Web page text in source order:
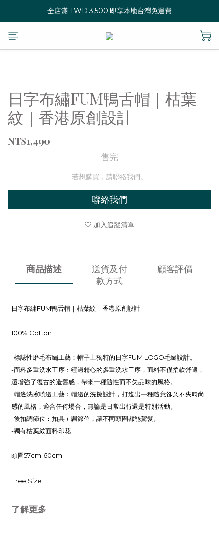
全店滿 TWD 3,500 即享本地台灣免運費
日字布繡FUM鴨舌帽｜枯葉
紋｜香港原創設計
NT$1,490
售完
若想購買，請聯絡我們。
聯絡我們
加入追蹤清單
商品描述
送貨及付
款方式
顧客評價
日字布繡FUM鴨舌帽｜枯葉紋｜香港原創設計
100% Cotton
-標誌性磨毛布繡工藝：帽子上獨特的日字FUM LOGO毛繡設計。
-面料多重洗水工序：經過精心的多重洗水工序，面料不僅柔軟舒適，
還增強了復古的造舊感，帶來一種隨性而不失品味的風格。
-帽邊洗擦噴邊工藝：帽邊的洗擦設計，打造出一種隨意卻又不失時尚
感的風格，適合任何場合，無論是日常出行還是特別活動。
-後扣調節位：扣具＋調節位，讓不同頭圍都能駕髪。
-獨有枯葉紋面料印花
頭圍57cm-60cm
Free Size
了解更多